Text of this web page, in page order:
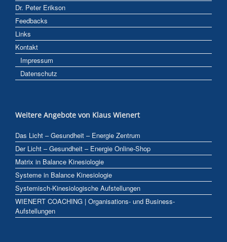
Dr. Peter Erikson
Feedbacks
Links
Kontakt
Impressum
Datenschutz
Weitere Angebote von Klaus Wienert
Das Licht – Gesundheit – Energie Zentrum
Der Licht – Gesundheit – Energie Online-Shop
Matrix in Balance Kinesiologie
Systeme in Balance Kinesiologie
Systemisch-Kinesiologische Aufstellungen
WIENERT COACHING | Organisations- und Business-
Aufstellungen